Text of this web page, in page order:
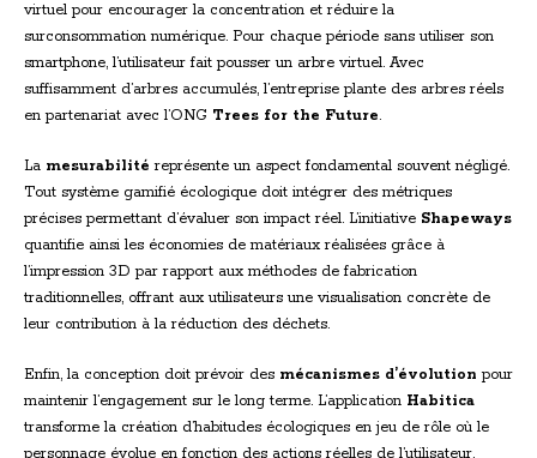
virtuel pour encourager la concentration et réduire la
surconsommation numérique. Pour chaque période sans utiliser son
smartphone, l’utilisateur fait pousser un arbre virtuel. Avec
suffisamment d’arbres accumulés, l’entreprise plante des arbres réels
en partenariat avec l’ONG Trees for the Future.
La mesurabilité représente un aspect fondamental souvent négligé.
Tout système gamifié écologique doit intégrer des métriques
précises permettant d’évaluer son impact réel. L’initiative Shapeways
quantifie ainsi les économies de matériaux réalisées grâce à
l’impression 3D par rapport aux méthodes de fabrication
traditionnelles, offrant aux utilisateurs une visualisation concrète de
leur contribution à la réduction des déchets.
Enfin, la conception doit prévoir des mécanismes d’évolution pour
maintenir l’engagement sur le long terme. L’application Habitica
transforme la création d’habitudes écologiques en jeu de rôle où le
personnage évolue en fonction des actions réelles de l’utilisateur.